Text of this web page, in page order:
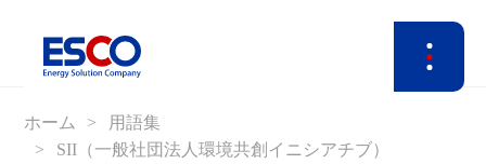
ホーム
用語集
SII（一般社団法人環境共創イニシアチブ）